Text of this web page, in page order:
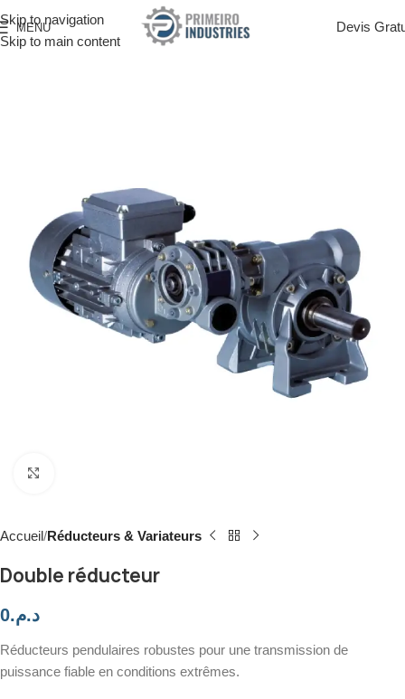
Skip to navigation
Skip to main content
MENU Devis
Accueil Réducteurs & Variateurs
Double réducteur
د.م.0
Réducteurs pendulaires robustes pour une transmission de
puissance fiable en conditions extrêmes.